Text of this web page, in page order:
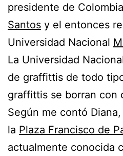
presidente de Colombia
Santos y el entonces
Universidad Nacional
La Universidad
de graffittis de todo
graffittis se borran con
Según me contó
la Plaza Francisco de
actualmente conocida